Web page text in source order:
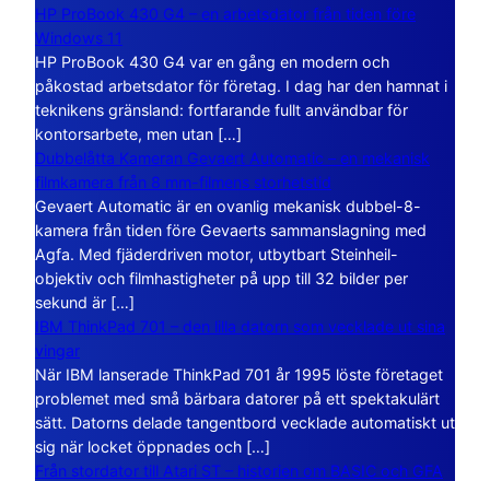
HP ProBook 430 G4 – en arbetsdator från tiden före
Windows 11
HP ProBook 430 G4 var en gång en modern och
påkostad arbetsdator för företag. I dag har den hamnat i
teknikens gränsland: fortfarande fullt användbar för
kontorsarbete, men utan […]
Dubbelåtta Kameran Gevaert Automatic – en mekanisk
filmkamera från 8 mm-filmens storhetstid
Gevaert Automatic är en ovanlig mekanisk dubbel-8-
kamera från tiden före Gevaerts sammanslagning med
Agfa. Med fjäderdriven motor, utbytbart Steinheil-
objektiv och filmhastigheter på upp till 32 bilder per
sekund är […]
IBM ThinkPad 701 – den lilla datorn som vecklade ut sina
vingar
När IBM lanserade ThinkPad 701 år 1995 löste företaget
problemet med små bärbara datorer på ett spektakulärt
sätt. Datorns delade tangentbord vecklade automatiskt ut
sig när locket öppnades och […]
Från stordator till Atari ST – historien om BASIC och GFA